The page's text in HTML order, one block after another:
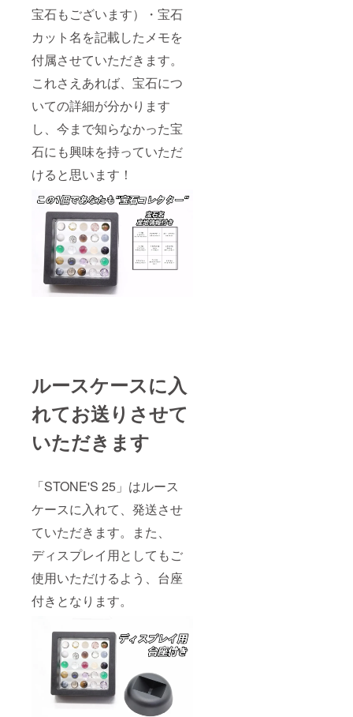
宝石もございます）・宝石
カット名を記載したメモを
付属させていただきます。
これさえあれば、宝石につ
いての詳細が分かります
し、今まで知らなかった宝
石にも興味を持っていただ
けると思います！
ルースケースに入
れてお送りさせて
いただきます
「STONE'S 25」はルース
ケースに入れて、発送させ
ていただきます。また、
ディスプレイ用としてもご
使用いただけるよう、台座
付きとなります。